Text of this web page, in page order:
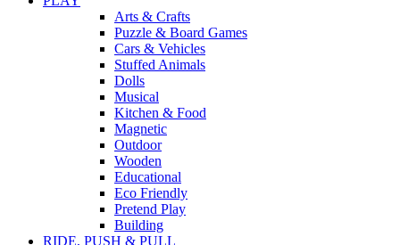
Arts & Crafts
Puzzle & Board Games
Cars & Vehicles
Stuffed Animals
Dolls
Musical
Kitchen & Food
Magnetic
Outdoor
Wooden
Educational
Eco Friendly
Pretend Play
Building
RIDE, PUSH & PULL